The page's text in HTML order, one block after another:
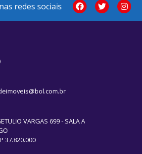
redes sociais
VARGAS 699 - SALA A
37.820.000